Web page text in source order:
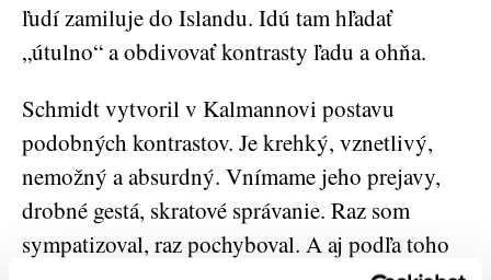
ľudí zamiluje do Islandu. Idú tam hľadať
„útulno“ a obdivovať kontrasty ľadu a ohňa.
Schmidt vytvoril v Kalmannovi postavu
podobných kontrastov. Je krehký, vznetlivý,
nemožný a absurdný. Vnímame jeho prejavy,
drobné gestá, skratové správanie. Raz som
sympatizoval, raz pochyboval. A aj podľa toho